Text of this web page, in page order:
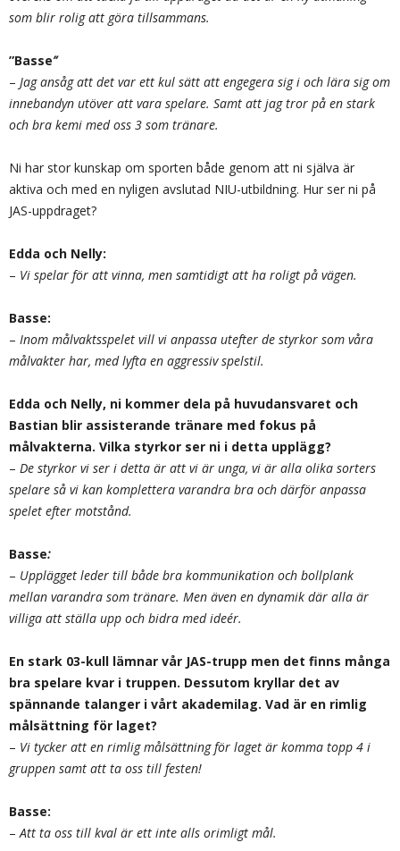
som blir rolig att göra tillsammans.
”Basse”
– Jag ansåg att det var ett kul sätt att engegera sig i och lära sig om
innebandyn utöver att vara spelare. Samt att jag tror på en stark
och bra kemi med oss 3 som tränare.
Ni har stor kunskap om sporten både genom att ni själva är
aktiva och med en nyligen avslutad NIU-utbildning. Hur ser ni på
JAS-uppdraget?
Edda och Nelly:
– Vi spelar för att vinna, men samtidigt att ha roligt på vägen.
Basse:
– Inom målvaktsspelet vill vi anpassa utefter de styrkor som våra
målvakter har, med lyfta en aggressiv spelstil.
Edda och Nelly, ni kommer dela på huvudansvaret och
Bastian blir assisterande tränare med fokus på
målvakterna. Vilka styrkor ser ni i detta upplägg?
– De styrkor vi ser i detta är att vi är unga, vi är alla olika sorters
spelare så vi kan komplettera varandra bra och därför anpassa
spelet efter motstånd.
Basse:
– Upplägget leder till både bra kommunikation och bollplank
mellan varandra som tränare. Men även en dynamik där alla är
villiga att ställa upp och bidra med ideér.
En stark 03-kull lämnar vår JAS-trupp men det finns många
bra spelare kvar i truppen. Dessutom kryllar det av
spännande talanger i vårt akademilag. Vad är en rimlig
målsättning för laget?
– Vi tycker att en rimlig målsättning för laget är komma topp 4 i
gruppen samt att ta oss till festen!
Basse:
–Att ta oss till kval är ett inte alls orimligt mål.